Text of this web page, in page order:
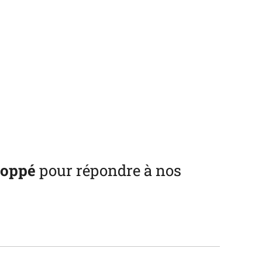
pour répondre à nos